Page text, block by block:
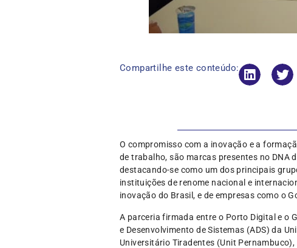
Compartilhe este conteúdo:
O compromisso com a inovação e a
de trabalho, são marcas presentes no DNA
destacando-se como um dos principais
instituições de renome nacional e
inovação do Brasil, e de empresas como o
A parceria firmada entre o Porto Digital e o
e Desenvolvimento de Sistemas (ADS) da
Universitário Tiradentes (Unit